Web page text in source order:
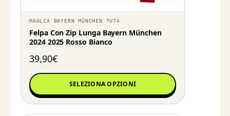
MAGLIA BAYERN MÜNCHEN TUTA
Felpa Con Zip Lunga Bayern München
2024 2025 Rosso Bianco
39,90€
SELEZIONA OPZIONI